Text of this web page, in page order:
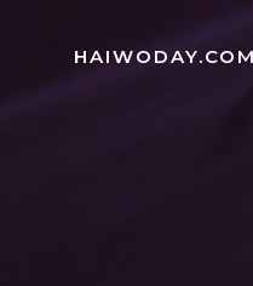
HAIWODAY.COM